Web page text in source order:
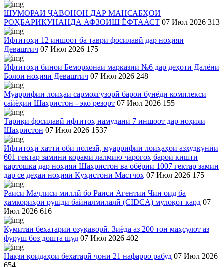
ШУМОРАИ ҶАВОНОН ДАР МАНСАБҲОИ
РОҲБАРИКУНАНДА АФЗОИШ ЁФТААСТ 07 Июл 2026 313
Ифтитоҳи 12 иншоот ба таври фосилавӣ дар ноҳияи
Деваштич 07 Июл 2026 175
Ифтитоҳи бинои Беморхонаи марказии №6 дар деҳоти Далёни
Болои ноҳияи Деваштич 07 Июл 2026 248
Муаррифии лоиҳаи сармоягузорӣ барои бунёди комплекси
сайёҳии Шаҳристон - эко резорт 07 Июл 2026 155
Тариқи фосилавӣ ифтитоҳ намудани 7 иншоот дар ноҳияи
Шаҳристон 07 Июл 2026 1537
Ифтитоҳи хатти оби полезӣ, муаррифии лоиҳаҳои азхудкунии
601 гектар замини корами лалмию чарогоҳ барои кишти
картошка дар ноҳияи Шаҳристон ва обёрии 1007 гектар замин
дар се деҳаи ноҳияи Кӯҳистони Мастчоҳ 07 Июл 2026 175
Раиси Маҷлиси миллӣ бо Раиси Агентии Чин оид ба
ҳамкориҳои рушди байналмилалӣ (CIDCA) мулоқот кард 07
Июл 2026 616
Кумитаи бехатарии озуқаворӣ. Зиёда аз 200 тон маҳсулот аз
фурӯш боз дошта шуд 07 Июл 2026 402
Нақзи қоидаҳои бехатарӣ ҷони 21 нафарро рабуд 07 Июл 2026
654